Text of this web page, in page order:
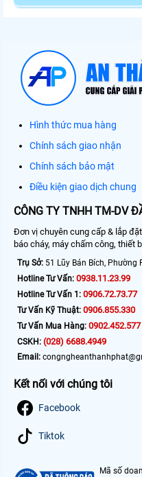
Hình thức mua hàng
Chính sách giao nhận
Chính sách bảo mật
Điều kiện giao dịch chung
CÔNG TY TNHH TM-DV
Đơn vị chuyên cung cấp & lắp
báo cháy, máy chấm công, thiết
Trụ Sở: 51 Lũy Bán Bích, Phường
Hotline Tư Vấn: 0938.11.23.99
Hotline Tư Vấn 1: 0906.72.73.77
Tư Vấn Kỹ Thuật: 0906.855.330
Tư Vấn Mua Hàng: 0902.452.577
CSKH: (028) 6688.4949
Email:
Kết nối với chúng tôi
Facebook
Tiktok
Mã số